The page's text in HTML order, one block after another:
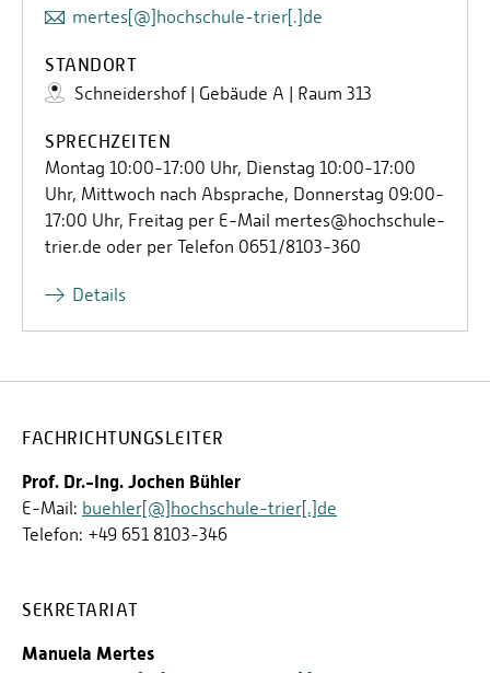
mertes[@]hochschule-trier[.]de
STANDORT
Schneidershof | Gebäude A | Raum 313
SPRECHZEITEN
Montag 10:00-17:00 Uhr, Dienstag 10:00-17:00
Uhr, Mittwoch nach Absprache, Donnerstag 09:00-
17:00 Uhr, Freitag per E-Mail mertes@hochschule-
trier.de oder per Telefon 0651/8103-360
Details
FACHRICHTUNGSLEITER
Prof. Dr.-Ing. Jochen Bühler
E-Mail: buehler[@]hochschule-trier[.]de
Telefon: +49 651 8103-346
SEKRETARIAT
Manuela Mertes